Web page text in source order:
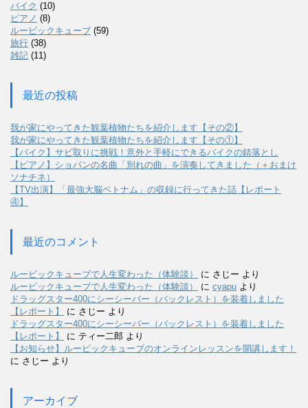
バイク (10)
ピアノ (8)
ルービックキューブ (59)
旅行 (38)
雑記 (11)
最近の投稿
我が家にやってきた観葉植物たちを紹介します【その②】
我が家にやってきた観葉植物たちを紹介します【その①】
【バイク】サビ取りに挑戦！意外と手軽にできるバイクの錆落とし
【ピアノ】ショパンの名曲「別れの曲」を演奏してきました（＋おまけ
ソナチネ）
【TV出演】「最強大脳ベトナム」の収録に行ってきた話【レポート
④】
最近のコメント
ルービックキューブで人生変わった（体験談） に さじー より
ルービックキューブで人生変わった（体験談）
に cyapu より
ドラッグスター400にシーシーバー（バックレスト）を装着しました
【レポート】
に さじー より
ドラッグスター400にシーシーバー（バックレスト）を装着しました
【レポート】
に ティー二郎 より
【お知らせ】ルービックキューブのオンラインレッスンを開講します！
に さじー より
アーカイブ